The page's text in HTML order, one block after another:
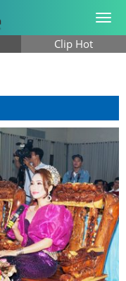
Clip Hot